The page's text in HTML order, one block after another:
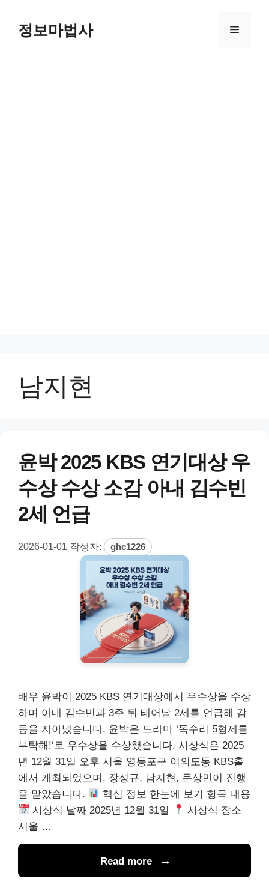
정보마법사 메
남지현
윤박 2025 KBS 연기대상 우
수상 수상 소감 아내 김수빈
2세 언급
2026-01-01 작성자: ghc1226
배우 윤박이 2025 KBS 연기대상에서 우수상을 수상
하며 아내 김수빈과 3주 뒤 태어날 2세를 언급해 감
동을 자아냈습니다. 윤박은 드라마 ‘독수리 5형제를
부탁해!‘로 우수상을 수상했습니다. 시상식은 2025
년 12월 31일 오후 서울 영등포구 여의도동 KBS홀
에서 개최되었으며, 장성규, 남지현, 문상민이 진행
을 맡았습니다.
핵심 정보 한눈에 보기 항목 내용
시상식 날짜 2025년 12월 31일
시상식 장소
서울 …
Read more